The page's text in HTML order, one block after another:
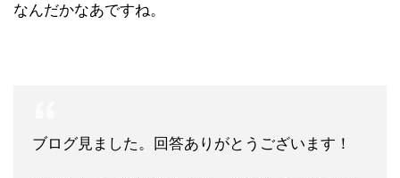
なんだかなあですね。
ブログ見ました。回答ありがとうございます！